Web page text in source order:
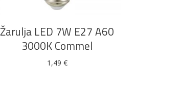
Žarulja LED 7W E27 A60
3000K Commel
1,49 €